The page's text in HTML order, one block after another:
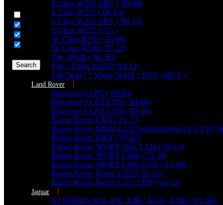
Generic filters
Hidden label
Hidden label
Hidden label
Hidden label
Search
S Class W220 ABC (’99-06)
S Class W221 (’06-14)
S Class W221 ABC (’06-13)
S Class W222 (’13- )
SL Class R230 (’02-06)
SL Class R230 (’07-12)
Vito W638 (’96-’03)
Vito / Viano W639 (’03-14)
Vito W447 * Viano W448 * EQV (2014- )
Land Rover
Discovery2 LR2 (’98-04)
Discovery3 LR3 L319 (’04-09)
Discovery4 LR4 L319 (’09-16)
Range Rover L405 (’12-17)
Range Rover MKIII L322 Supercharged 4,2 L V8
Range Rover P38A (’95-02)
Range Rover SPORT HSE L320 (’05-13)
Range Rover SPORT L494 (’13-18)
Range Rover SPORT L494 CVD (’13-18)
Range Rover Vogue L322 (’02-12)
Range Rover Vogue L322 VDS (’10-12)
Jaguar
XJ SZÉRIA/XJ6, XJ8, XJR / X350, X358 (’03-’09)